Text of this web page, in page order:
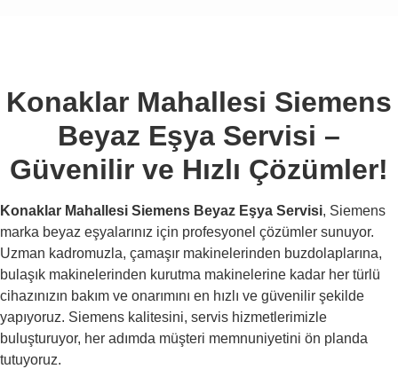
Konaklar Mahallesi Siemens
Beyaz Eşya Servisi –
Güvenilir ve Hızlı Çözümler!
Konaklar Mahallesi Siemens Beyaz Eşya Servisi, Siemens
marka beyaz eşyalarınız için profesyonel çözümler sunuyor.
Uzman kadromuzla, çamaşır makinelerinden buzdolaplarına,
bulaşık makinelerinden kurutma makinelerine kadar her türlü
cihazınızın bakım ve onarımını en hızlı ve güvenilir şekilde
yapıyoruz. Siemens kalitesini, servis hizmetlerimizle
buluşturuyor, her adımda müşteri memnuniyetini ön planda
tutuyoruz.